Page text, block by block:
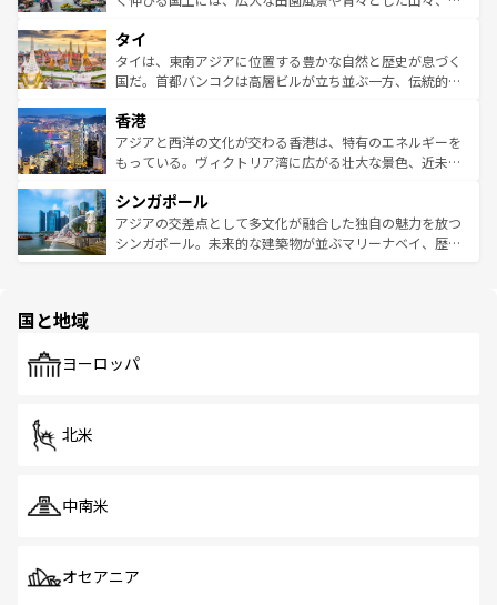
リティに包まれながら、韓国の多彩な魅力を心ゆくまで味
わってみてほしい。 なお、新着の韓国情報はコンテンツ一
覧を参照してほしい。
急速な発展と共に伝統が息づく。ハノイの古い町並みやホ
ーチミン市のフランス統治時代の建物も、独特の雰囲気を
醸し出している。また、バラエティの豊かさとおいしさで
とつ。フォーやバインミー、ベトナムコーヒーなどは、ぜ
ひ現地で味わいたい。どの地域を訪れてもあたたかい人々
が旅行者を迎えてくれるので、きっと忘れられない旅にな
参照してほしい。
タイ
タイは、東南アジアに位置する豊かな自然と歴史が息づく
国だ。首都バンコクは高層ビルが立ち並ぶ一方、伝統的な
の活気が交差している。北部ではチェンマイなどの山岳地
帯で自然と触れ合い、南部ではプーケットやクラビの美し
いビーチでリゾート気分を楽しむことができる。タイ料理
激する。気候は一年中温暖で、どの季節にも異なる楽しみ
が待っている。親しみやすいタイの人々、仏教を中心とし
た文化、そして多様な観光資源が、訪れる旅人を魅了し続
香港
アジアと西洋の文化が交わる香港は、特有のエネルギーを
もっている。ヴィクトリア湾に広がる壮大な景色、近未来
み、どこを訪れても感動するはず。観光スポットが密集し
ており、効率よく見どころを回れるのも魅力。息をのむよ
うな絶景から文化的な体験まで、香港を存分に楽しみ尽く
シンガポール
アジアの交差点として多文化が融合した独自の魅力を放つ
シンガポール。未来的な建築物が並ぶマリーナベイ、歴史
で、ホーカーズは地元の風情を楽しめる外せないスポット
国と地域
ヨーロッパ
北米
中南米
オセアニア